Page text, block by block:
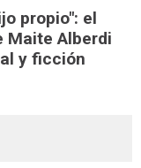
propio": el
Maite Alberdi
y ficción